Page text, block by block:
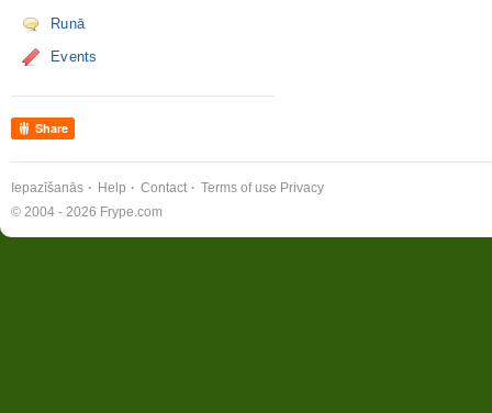
Runā
Events
Share
Iepazīšanās Help Contact Terms of use Privacy
© 2004 - 2026 Frype.com